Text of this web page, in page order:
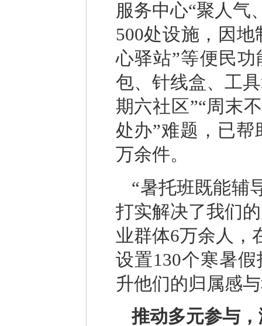
服务中心“聚人气
500处设施，因
心驿站”等便民
包、针线盒、工
期六社区”“周末
处办”难题，已
万余件。
“暑托班既能辅
打实解决了我们
业群体6万余人，
设置130个寒暑
升他们的归属感
推动多元参与